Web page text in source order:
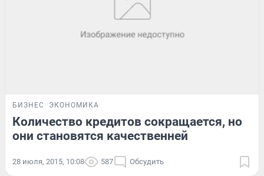
БИЗНЕС ЭКОНОМИКА
Количество кредитов сокращается, но
они становятся качественней
28 июля, 2015, 10:08 587 Обсудить